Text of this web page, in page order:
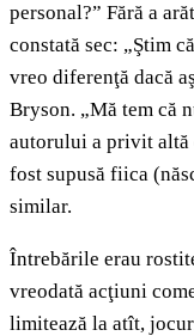
personal?” Fără a
constată sec: „Ştim
vreo diferenţă dacă
Bryson. „Mă tem că
autorului a privit altă
fost supusă fiica
similar.
Întrebările erau
vreodată acţiuni
limitează la atît,